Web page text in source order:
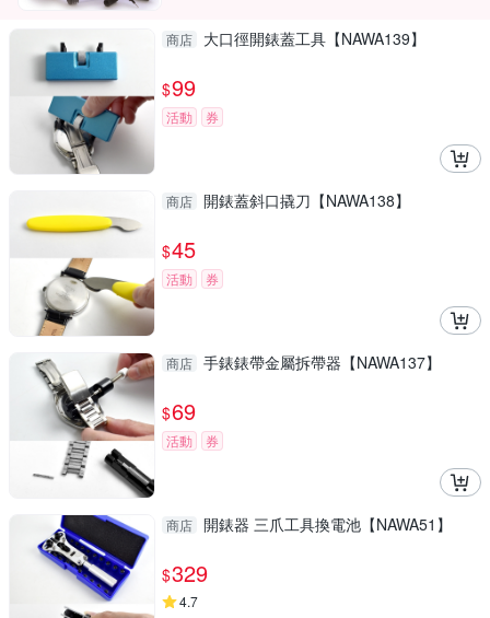
商店 大口徑開錶蓋工具【NAWA139】
$99
活動 券
商店 開錶蓋斜口撬刀【NAWA138】
$45
活動 券
商店 手錶錶帶金屬拆帶器【NAWA137】
$69
活動 券
商店 開錶器 三爪工具換電池【NAWA51】
$329
4.7